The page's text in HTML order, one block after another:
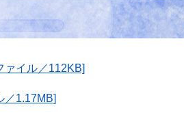
ァイル／112KB]
／1.17MB]